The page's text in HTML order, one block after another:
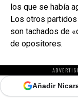
los que se había
Los otros
son tachados de
de opositores.
Añadir